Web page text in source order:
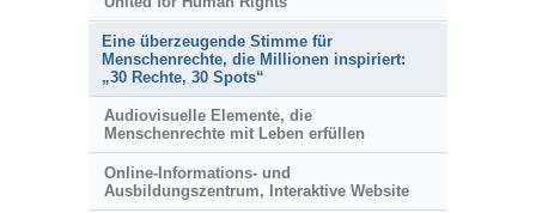
Eine überzeugende Stimme für
Menschenrechte, die Millionen inspiriert:
„30 Rechte, 30 Spots“
Audiovisuelle Elemente, die
Menschenrechte mit Leben erfüllen
Online-Informations- und
Ausbildungszentrum, Interaktive Website